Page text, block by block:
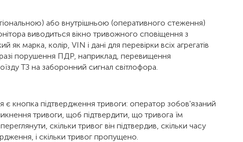
або внутрішньою (оперативного стеження)
виводиться вікно тривожного сповіщення з
марка, колір, VIN і дані для перевірки всіх агрегатів
порушення ПДР, наприклад, перевищення
ТЗ на заборонний сигнал світлофора.
кнопка підтвердження тривоги: оператор зобов'язаний
тривоги, щоб підтвердити, що тривога їм
скільки тривог він підтвердив, скільки часу
і скільки тривог пропущено.